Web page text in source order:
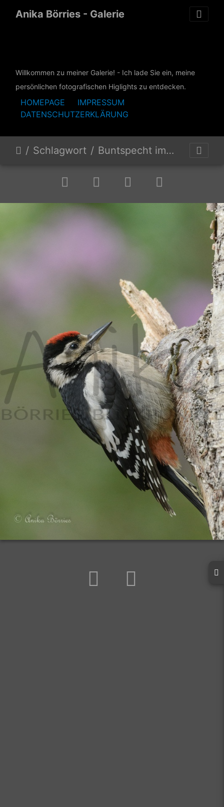
Anika Börries - Galerie
Willkommen zu meiner Galerie! - Ich lade Sie ein, meine
persönlichen fotografischen Higlights zu entdecken.
HOMEPAGE
IMPRESSUM
DATENSCHUTZERKLÄRUNG
Schlagwort Buntspecht immatur - Dendrocopos major